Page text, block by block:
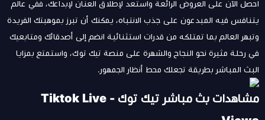
احصل الآن على العروض الرائعة واستعد لإطلاق العنان لإبداعك، ففي عالم
يتنافس فيه المبدعون على جذب الانتباه، يمكنك أن تبرز بموهبتك الفريدة
وتبهر العالم بما تمتلكه من قدرات استثنائية انضم إلى أصدقائك ومتابعيك
في رحلة مثيرة نحو النجاح والشهرة على منصة تيك توك، واستمتع بمزايا
البث المباشر بطريقة تجعلك محط أنظار الجمهور.
مشاهدات بث مباشر تيك توك - Tiktok Live